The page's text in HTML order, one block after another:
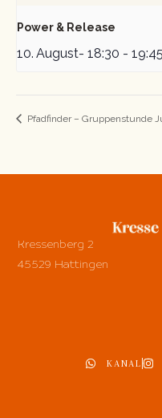
Power & Release
10. August- 18:30 - 19:45
Pfadfinder – Gruppenstunde
Kressenberg 2
45529 Hattingen
KANAL